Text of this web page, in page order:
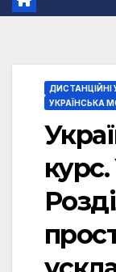
ДИСТАНЦІЙНІ
УКРАЇНСЬКА